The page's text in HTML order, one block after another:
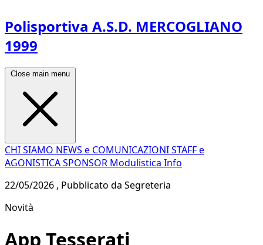
Polisportiva A.S.D. MERCOGLIANO
1999
Close main menu
CHI SIAMO NEWS e COMUNICAZIONISTAFF e
AGONISTICASPONSOR Modulistica Info
22/05/2026 , Pubblicato da Segreteria
Novità
App Tesserati